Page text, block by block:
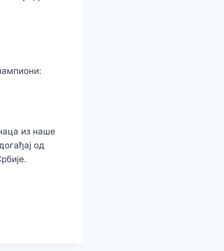
из наше
од